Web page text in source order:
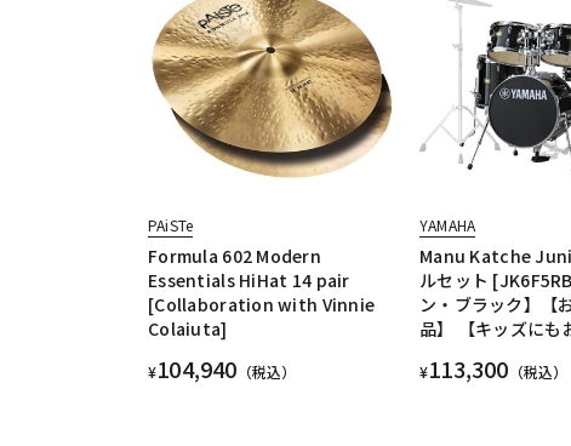
PAiSTe
Formula 602 Modern
Essentials HiHat 14 pair
[Collaboration with Vinnie
Colaiuta]
¥104,940 （税込）
YAMAHA
Manu Katche
ルセット
ン・ブラック】【
品】 【キッズにも
¥113,300 （税込）